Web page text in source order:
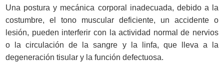
Una postura y mecánica corporal inadecuada, debido a la
costumbre, el tono muscular deficiente, un accidente o
lesión, pueden interferir con la actividad normal de nervios
o la circulación de la sangre y la linfa, que lleva a la
degeneración tisular y la función defectuosa.